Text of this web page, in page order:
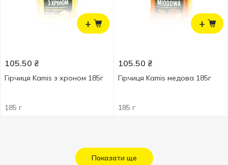
+
105.50 ₴
Гірчиця Kamis з хроном 185г
185 г
+
105.50 ₴
Гірчиця Kamis медова 185г
185 г
Показати ще